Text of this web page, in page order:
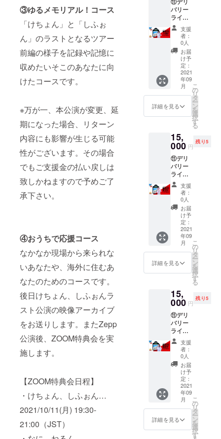
③ゆるメモリアル！コース
「けちょん」と「しふぉ
ん」のラストとなるツアー
前編の様子を記録や記憶に
収めたいそこのあなたに向
けたコースです。
※万が一、本公演が変更、延
期になった場合、リターン
内容にも影響が生じる可能
性がございます。その場合
でもご支援金の払い戻しは
致しかねますので予めご了
承下さい。
④おうちで応援コース
なかなか現場から来られな
いあなたや、海外に住むあ
なたのためのコースです。
後日けちょん、しふぉんラ
スト公演の映像アーカイブ
をお送りします。またZepp
公演後、ZOOM特典会を実
施します。
【ZOOM特典会日程】
・けちょん、しふぉん…
2021/10/11(月) 19:30-
21:00（JST）
すが
「クレ
ジット
不要」
と記載
くださ
い。記
載がな
い場合
は、お
申し込
み時の
お名前
でクレ
す。
以下を
ご記載
くださ
い。
1.写メ
に記載
する宛
名 2.
クレ
ジット
に載せ
る名前
を入れ
てくだ
ジット
不要な
方はお
手数で
すが
「クレ
ジット
不要」
と記載
くださ
い。記
載がな
い場合
は、お
申し込
み時の
お名前
頂きま
す。
す。 ※
万が
一、当
該サー
ビスが
終了し
た際に
は、類
似の別
サービ
スに切
り替え
て実施
となり
ます。 -
のお願
い-- ※備
考欄に
以下を
ご記載
くださ
い。
1.写メ
に記載
する宛
名 2.
クレ
ジット
に載せ
る名前
を入れ
てくだ
さい。
不要な
方はお
手数で
すが
「クレ
ジット
不要」
と記載
くださ
い。記
載がな
い場合
は、お
申し込
み時の
お名前
でクレ
申し込
み時の
お名前
でクレ
ジット
させて
頂きま
す。
-申込時
のお願
い-- ※備
考欄に
クレ
ジット
で載せ
る名前
を入れ
てくだ
さい。
不要な
方はお
「クレ
ジット
不要」
と記載
くださ
い。記
載ない
場合
は、お
申し込
み時の
お名前
でクレ
ジット
させて
す。
ん。 ・
開場前
に優先
パス、
グッズ
の引き
換えを
行いま
す。詳
細は後
日ご案
内メー
送りし
ます。
は付き
ません
ので、
プレイ
ガイド
でお買
い求め
くださ
い ・来
場順は
以下の
通りで
す。 1.
打上げ
食事付
き、3.
アー
パッ
ク、
4.FC先
行、5.
会場優
先券(限
定CD付
き→CD
なし)、
6.一般
先行、
7.一般 --
申込時
のお願
考欄に
クレ
スメモ
録音
可）
※周りの
状況に
応じた
ボ
リュー
ムでの
歌唱に
なりま
す ・配
達時、
配達メ
が取れ
ます。
・CDに
配達メ
ンバー
のサイ
ンが入
りま
す。 --
注意事
項・補
足--
【クラ
ファン
限定CD
につい
て】 ※
は通常
とカ
ラーリ
ングが
異な
る、7め
るモ！
ジャ
ケッ
ト、け
ちょし
ほジャ
ケット
です。
はラン
ダムで
ジャケ
の待ち
受け画
像デー
（Andr
oid,iPho
ne用）
・ 7人
集合
チェキ
・新譜
の曲か
らワン
で歌い
ます
スメモ
録音
可）
※周りの
状況に
応じた
ボ
リュー
ムでの
歌唱に
なりま
す ・配
達時、
配達メ
が取れ
ます。
・CDに
配達メ
ンバー
のサイ
ンが入
りま
す。 --
注意事
項・補
足--
【クラ
ファン
限定CD
につい
て】 ※
バリー
ライフ
セイ
バー
コー
ス：へ
そがCD
をデリ
バる
モ！プ
ラン ・
CD（ク
ラウド
ファン
ジャケ2
種付
き） ・
ジャケ
の待ち
受け画
像デー
（Andr
oid,iPho
ne用）
・ 7人
集合
チェキ
・新譜
の曲か
らワン
で歌い
ます
スメモ
録音
可）
※周りの
状況に
応じた
ボ
リュー
ムでの
歌唱に
なりま
す ・配
達時、
配達メ
支援
者：
0人
お届
け予
定：
2021
年09
月
詳細を見る
こ
の
リ
タ
ー
ン
を
選
択
す
る
15,
000 円
残り5
⑪デリ
バリー
ライフ
セイ
バー
コー
ス：ま
つりが
CDをデ
リバる
モ！プ
ラン ・
CD（ク
ラウド
ファン
ジャケ2
種付
き） ・
ジャケ
の待ち
受け画
像デー
（Andr
oid,iPho
ne用）
・ 7人
集合
チェキ
・新譜
の曲か
らワン
支援
者：
0人
お届
け予
定：
2021
年09
月
詳細を見る
こ
の
リ
タ
ー
ン
を
選
択
す
る
15,
000 円
残り5
⑪デリ
バリー
ライフ
セイ
バー
コー
ス：め
ありが
CDをデ
リバる
モ！プ
ラン ・
CD（ク
ラウド
ファン
支援
者：
0人
お届
け予
定：
2021
年09
月
詳細を見る
こ
の
リ
タ
ー
ン
を
選
択
す